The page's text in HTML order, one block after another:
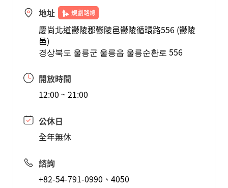
地址 規劃路線
慶尚北道鬱陵郡鬱陵邑鬱陵循環路556 (鬱陵
邑)
경상북도 울릉군 울릉읍 울릉순환로 556
開放時間
12:00 ~ 21:00
公休日
全年無休
諮詢
+82-54-791-0990、4050